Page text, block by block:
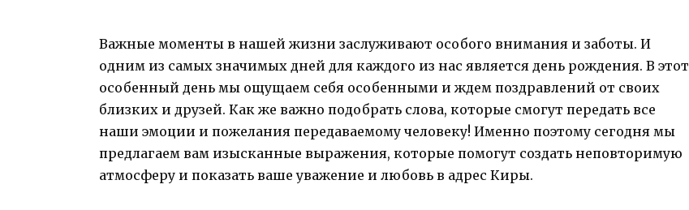
Важные моменты в нашей жизни заслуживают особого внимания и заботы. И
одним из самых значимых дней для каждого из нас является день рождения. В этот
особенный день мы ощущаем себя особенными и ждем поздравлений от своих
близких и друзей. Как же важно подобрать слова, которые смогут передать все
наши эмоции и пожелания передаваемому человеку! Именно поэтому сегодня мы
предлагаем вам изысканные выражения, которые помогут создать неповторимую
атмосферу и показать ваше уважение и любовь в адрес Киры.